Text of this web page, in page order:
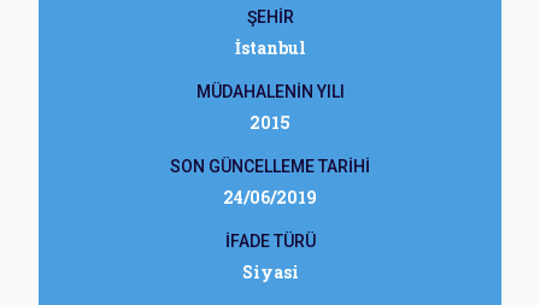
ŞEHİR
İstanbul
MÜDAHALENİN YILI
2015
SON GÜNCELLEME TARİHİ
24/06/2019
İFADE TÜRÜ
Siyasi